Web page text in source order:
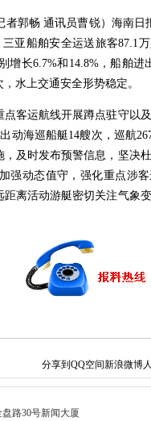
郭畅 通讯员曹锐）海南日
亚船舶安全运送旅客87.1
长6.7%和14.8%，船舶进
水上交通安全形势稳定。
客运航线开展蹲点驻守以
动海巡船艇14艘次，巡航
及时发布预警信息，坚决
强动态值守，强化重点涉
离活动游艇密切关注气象
分享到 QQ空间新浪微博